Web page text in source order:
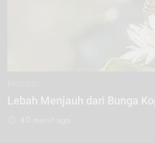
Lebah Menjauh dari Bunga